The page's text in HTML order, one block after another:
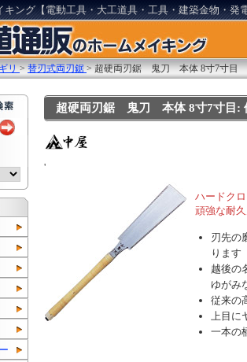
キング【電動工具・大工道具・工具・建築金物・発
リ >替刃式両刃鋸 >超硬両刃鋸 鬼刀 本体 8寸7寸目
超硬両刃鋸 鬼刀 本体 8寸7寸目:
'
ハードク
頑強な耐
刃先の
ります
越後の
ゆがみ
従来の
上目に
一本の